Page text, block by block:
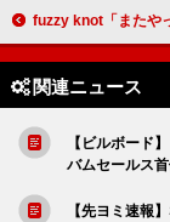
fuzzy knot「またやってきたんだね、この日が」、3年連続で開催【
関連ニュース
【ビルボード
バムセールス
【先ヨミ速報